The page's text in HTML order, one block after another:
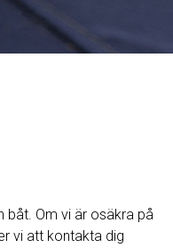
båt. Om vi ​​är osäkra på
vi att kontakta dig